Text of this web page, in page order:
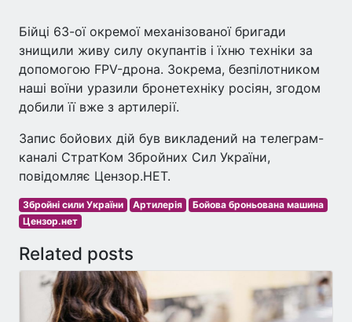
Бійці 63-ої окремої механізованої бригади
знищили живу силу окупантів і їхню техніки за
допомогою FPV-дрона. Зокрема, безпілотником
наші воїни уразили бронетехніку росіян, згодом
добили її вже з артилерії.
Запис бойових дій був викладений на телеграм-
каналі СтратКом Збройних Сил України,
повідомляє Цензор.НЕТ.
Збройні сили України Артилерія
Бойова броньована машина
Цензор.нет
Related posts